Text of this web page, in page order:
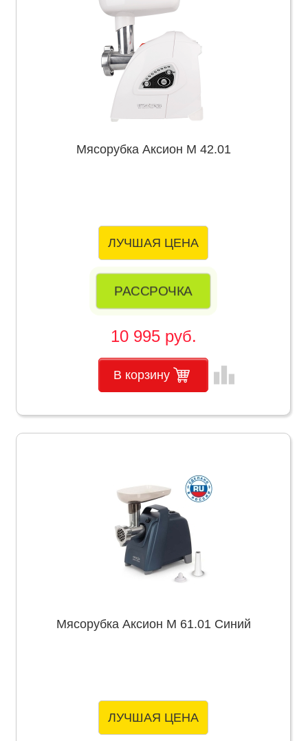
Мясорубка Аксион М 42.01
ЛУЧШАЯ ЦЕНА
РАССРОЧКА
10 995 руб.
В корзину leaderboard
Мясорубка Аксион М 61.01 Синий
ЛУЧШАЯ ЦЕНА